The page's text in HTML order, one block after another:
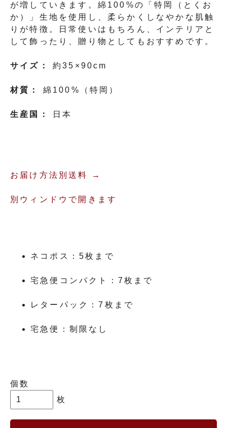
が増していきます。綿100%の「特岡（とくお
か）」生地を使用し、柔らかくしなやかな肌触
りが特徴。日常使いはもちろん、インテリアと
して飾ったり、贈り物としてもおすすめです。
サイズ： 約35×90cm
材質： 綿100%（特岡）
生産国： 日本
お届け方法別送料 →
別ウィンドウで開きます
ネコポス：5枚まで
宅急便コンパクト：7枚まで
レターパック：7枚まで
宅急便：制限なし
個数
枚